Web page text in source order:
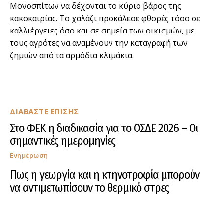
ΔΙΑΒΑΣΤΕ ΕΠΙΣΗΣ
Στο ΦΕΚ η διαδικασία για το ΟΣΔΕ 2026 – Οι
σημαντικές ημερομηνίες
Ενημέρωση
Πως η γεωργία και η κτηνοτροφία μπορούν
να αντιμετωπίσουν το θερμικό στρες
Μονοσπίτων να δέχονται το κύριο βάρος της
κακοκαιρίας. Το χαλάζι προκάλεσε φθορές τόσο σε
καλλιέργειες όσο και σε σημεία των οικισμών, με
τους αγρότες να αναμένουν την καταγραφή των
ζημιών από τα αρμόδια κλιμάκια.